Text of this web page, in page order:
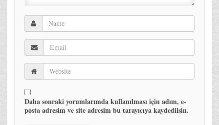
Daha sonraki yorumlarımda kullanılması için adım, e-
posta adresim ve site adresim bu tarayıcıya kaydedilsin.